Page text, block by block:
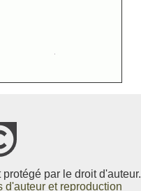
par le droit d'auteur.
d'auteur et reproduction